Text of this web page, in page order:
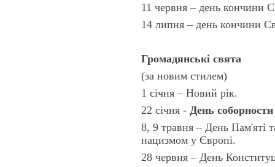
11 червня – день кончини
14 липня – день кончини
Громадянські свята
(за новим стилем)
1 січня – Новий рік.
22 січня - День
8, 9 травня – День Пам'яті
нацизмом у Європі.
28 червня – День